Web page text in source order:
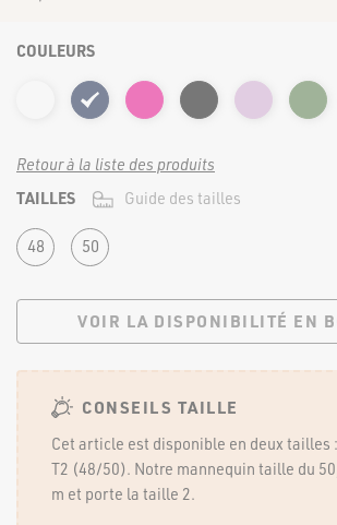
COULEURS
Retour à la liste des produits
TAILLES Guide des tailles
48 50
VOIR LA DISPONIBILITÉ EN
CONSEILS TAILLE
Cet article est disponible en deux tailles
T2 (48/50). Notre mannequin taille du
m et porte la taille 2.
FORTE & JOLIE ©2022 | TOUS DROITS